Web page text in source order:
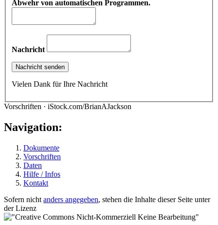
Abwehr von automatischen Programmen.
Nachricht
Vielen Dank für Ihre Nachricht
Vorschriften · iStock.com/BrianAJackson
Navigation:
Dokumente
Vorschriften
Daten
Hilfe / Infos
Kontakt
Sofern nicht anders angegeben, stehen die Inhalte dieser Seite unter
der Lizenz